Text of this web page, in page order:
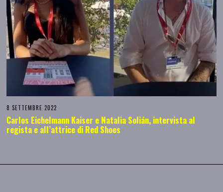
8 SETTEMBRE 2022
Carlos Eichelmann Kaiser e Natalia Solián, intervista al
regista e all’attrice di Red Shoes